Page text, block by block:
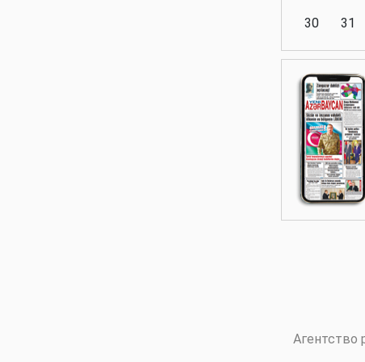
Аналитика
Аналитика
30
31
Агентство